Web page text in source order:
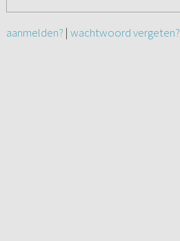
aanmelden? | wachtwoord vergeten?